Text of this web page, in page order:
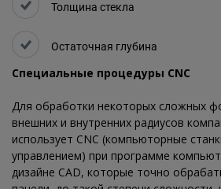
Толщина стекла
Остаточная глубина
Специальные процедуры CNC
Для обработки некоторых сложных
внешних и внутренних радиусов
использует CNC (компьюторные
управлением) при программе
дизайне CAD, которые точно